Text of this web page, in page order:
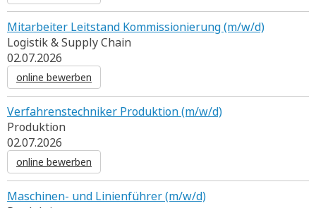
Mitarbeiter Leitstand Kommissionierung (m/w/d)
Logistik & Supply Chain
02.07.2026
online bewerben
Verfahrenstechniker Produktion (m/w/d)
Produktion
02.07.2026
online bewerben
Maschinen- und Linienführer (m/w/d)